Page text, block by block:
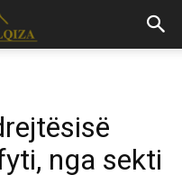
nga sekti